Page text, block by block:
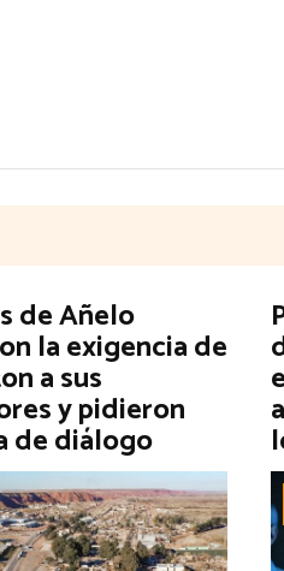
de Añelo
la exigencia de
a sus
y pidieron
de diálogo